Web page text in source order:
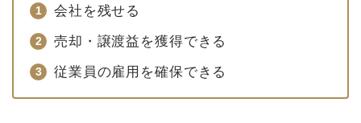
会社を残せる
売却・譲渡益を獲得できる
従業員の雇用を確保できる